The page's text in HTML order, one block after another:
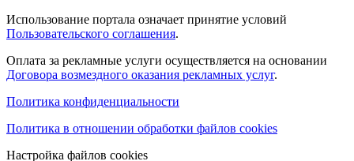
Использование портала означает принятие условий
Пользовательского соглашения.
Оплата за рекламные услуги осуществляется на основании
Договора возмездного оказания рекламных услуг.
Политика конфиденциальности
Политика в отношении обработки файлов cookies
Настройка файлов cookies